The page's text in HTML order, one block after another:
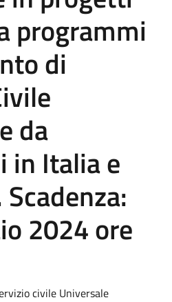
programmi
di
da
in Italia e
2024 ore
civile Universale